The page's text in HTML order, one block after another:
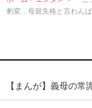
豹変…母親失格と言わん
【まんが】義母の常